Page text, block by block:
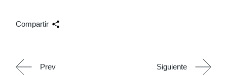
Compartir
Prev Siguiente